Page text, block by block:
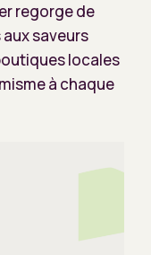
regorge de
saveurs
locales
à chaque